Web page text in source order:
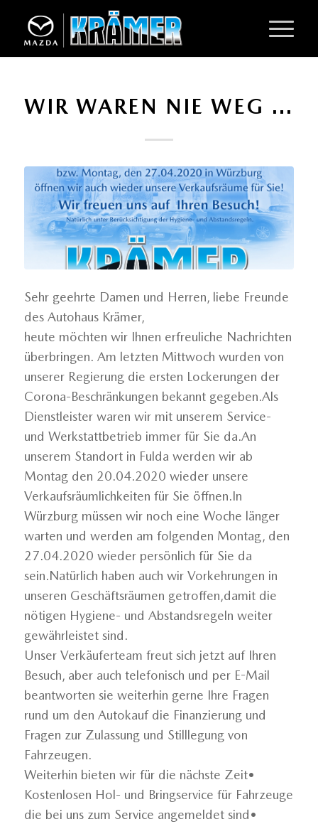
WIR WAREN NIE WEG …
Sehr geehrte Damen und Herren, liebe Freunde
des Autohaus Krämer,
heute möchten wir Ihnen erfreuliche Nachrichten
überbringen. Am letzten Mittwoch wurden von
unserer Regierung die ersten Lockerungen der
Corona-Beschränkungen bekannt gegeben.Als
Dienstleister waren wir mit unserem Service-
und Werkstattbetrieb immer für Sie da.An
unserem Standort in Fulda werden wir ab
Montag den 20.04.2020 wieder unsere
Verkaufsräumlichkeiten für Sie öffnen.In
Würzburg müssen wir noch eine Woche länger
warten und werden am folgenden Montag, den
27.04.2020 wieder persönlich für Sie da
sein.Natürlich haben auch wir Vorkehrungen in
unseren Geschäftsräumen getroffen,damit die
nötigen Hygiene- und Abstandsregeln weiter
gewährleistet sind.
Unser Verkäuferteam freut sich jetzt auf Ihren
Besuch, aber auch telefonisch und per E-Mail
beantworten sie weiterhin gerne Ihre Fragen
rund um den Autokauf die Finanzierung und
Fragen zur Zulassung und Stilllegung von
Fahrzeugen.
Weiterhin bieten wir für die nächste Zeit•
Kostenlosen Hol- und Bringservice für Fahrzeuge
die bei uns zum Service angemeldet sind•